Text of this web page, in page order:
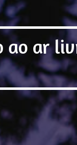
ao ar